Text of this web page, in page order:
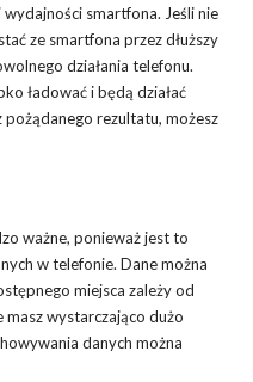
smartfona. Jeśli nie
ze smartfona przez dłuższy
działania telefonu.
ładować i będą działać
pożądanego rezultatu, możesz
ważne, ponieważ jest to
w telefonie. Dane można
miejsca zależy od
masz wystarczająco dużo
danych można